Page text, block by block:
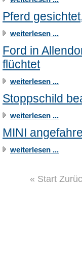
Pferd
weiterlesen ...
Ford in
flüchtet
weiterlesen ...
Stoppschild
weiterlesen ...
MINI
weiterlesen ...
« Start